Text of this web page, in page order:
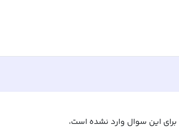
این سوال وارد نشده است،